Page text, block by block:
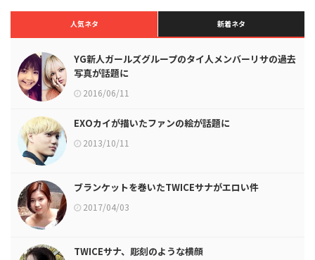
人気ネタ 新着ネタ
YG新人ガールズグループのタイ人メンバーリサの過去
写真が話題に
2016/06/11
EXOカイが描いたファンの絵が話題に
2013/10/11
ブランケットを巻いたTWICEサナがエロい件
2017/04/03
TWICEサナ、彫刻のような横顔